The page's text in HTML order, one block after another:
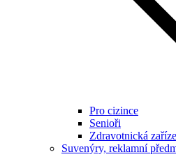
Pro cizince
Senioři
Zdravotnická
Suvenýry, reklamní